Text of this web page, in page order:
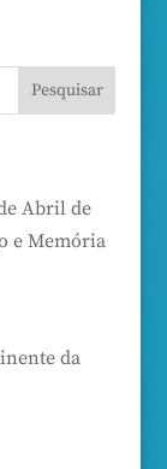
Abril de
e Memória
da